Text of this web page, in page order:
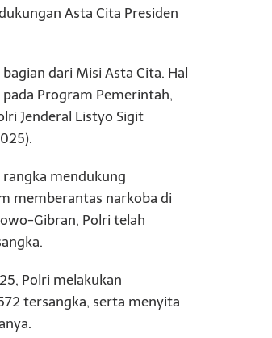
Asta Cita Presiden
dari Misi Asta Cita. Hal
Program Pemerintah,
Jenderal Listyo Sigit
mendukung
memberantas narkoba di
Gibran, Polri telah
Polri melakukan
tersangka, serta menyita